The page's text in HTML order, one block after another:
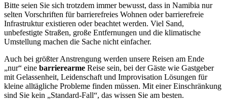
Bitte seien Sie sich trotzdem immer bewusst, dass in Namibia nur
selten Vorschriften für barrierefreies Wohnen oder barrierefreie
Infrastruktur existieren oder beachtet werden. Viel Sand,
unbefestigte Straßen, große Entfernungen und die klimatische
Umstellung machen die Sache nicht einfacher.
Auch bei größter Anstrengung werden unsere Reisen am Ende
„nur“ eine barrierearme Reise sein, bei der Gäste wie Gastgeber
mit Gelassenheit, Leidenschaft und Improvisation Lösungen für
kleine alltägliche Probleme finden müssen. Mit einer Einschränkung
sind Sie kein „Standard-Fall“, das wissen Sie am besten.